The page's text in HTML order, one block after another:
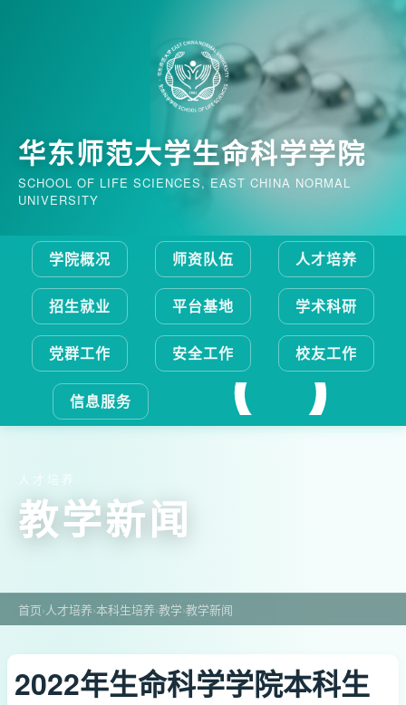
华东师范大学生命科学学院
SCHOOL OF LIFE SCIENCES, EAST CHINA NORMAL
UNIVERSITY
学院概况 师资队伍 人才培养
招生就业 平台基地 学术科研
党群工作 安全工作 校友工作
信息服务
人才培养
教学新闻
首页›人才培养›本科生培养›教学›教学新闻
2022年生命科学学院本科生